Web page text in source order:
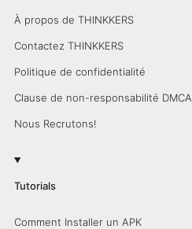
À propos de THINKKERS
Contactez THINKKERS
Politique de confidentialité
Clause de non-responsabilité DMCA
Nous Recrutons!
Tutorials
Comment Installer un APK